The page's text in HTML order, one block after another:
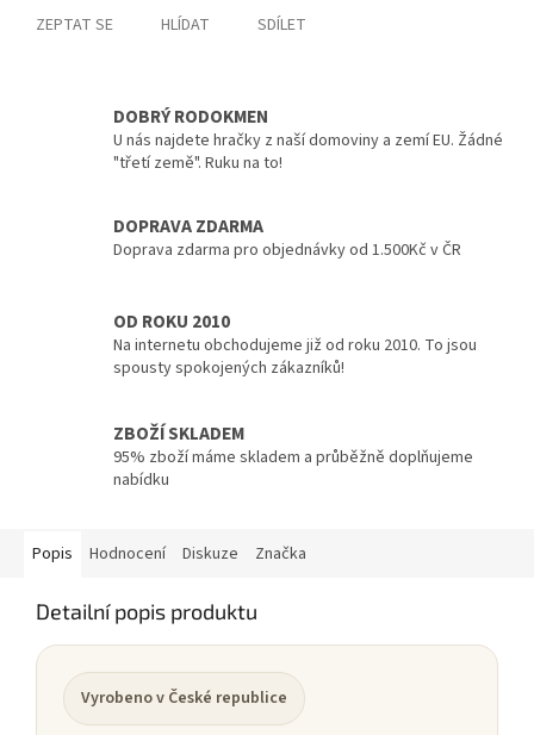
ZEPTAT SE HLÍDAT SDÍLET
DOBRÝ RODOKMEN
U nás najdete hračky z naší domoviny a zemí EU. Žádné
"třetí země". Ruku na to!
DOPRAVA ZDARMA
Doprava zdarma pro objednávky od 1.500Kč v ČR
OD ROKU 2010
Na internetu obchodujeme již od roku 2010. To jsou
spousty spokojených zákazníků!
ZBOŽÍ SKLADEM
95% zboží máme skladem a průběžně doplňujeme
nabídku
Popis Hodnocení Diskuze Značka
Detailní popis produktu
Vyrobeno v České republice